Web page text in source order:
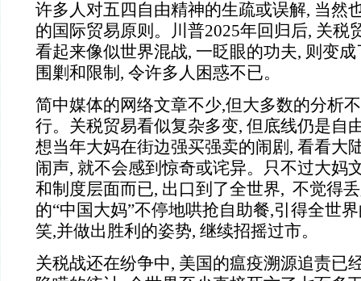
许多人对五四自由精神的生疏或误解, 当然
的国际贸易原则。川普2025年回归后, 关税
看起来像似世界混战, 一眨眼的功夫, 则变
围剿和限制, 令许多人困惑不已。
简中媒体的网络文章不少,但大多数的分析
行。关税贸易看似复杂多变, 但底线仍是自
想当年大妈在街边强买强卖的闹剧, 看看大
闹声, 就不会感到惊奇或诧异。只不过大妈
和制度层面而已, 出口到了全世界, 不觉得
的“中国大妈”不停地哄抢自助餐,引得全世
笑,并做出胜利的姿势, 继续招摇过市。
关税战还在纷争中, 美国的瘟疫溯源追责已